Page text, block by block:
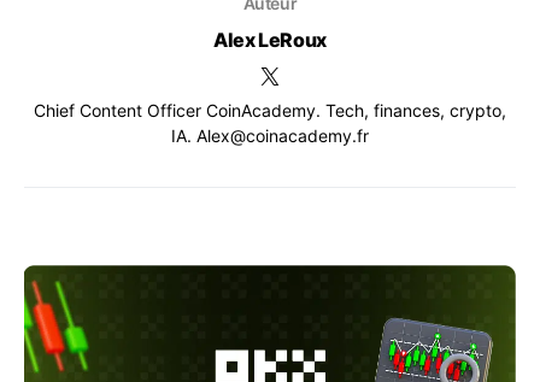
Alex LeRoux
Chief Content Officer CoinAcademy. Tech, finances, crypto,
IA. Alex@coinacademy.fr